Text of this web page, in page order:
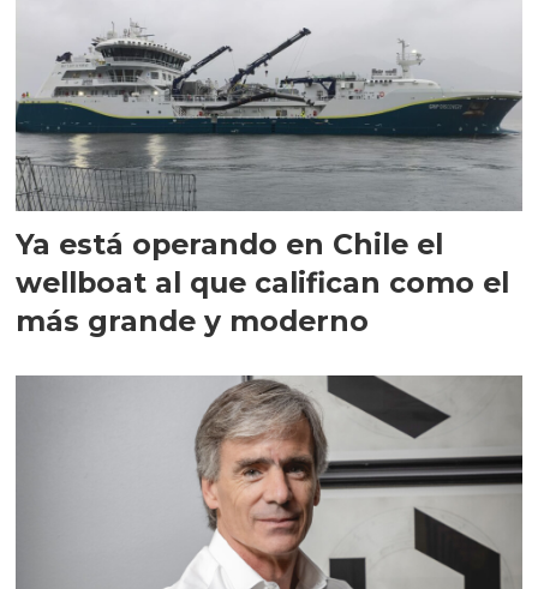
Ya está operando en Chile el
wellboat al que califican como el
más grande y moderno